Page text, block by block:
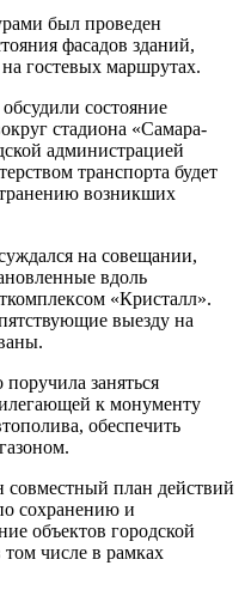
был проведен
фасадов зданий,
гостевых маршрутах.
состояние
стадиона «Самара-
администрацией
транспорта будет
возникших
на совещании,
вдоль
«Кристалл».
выезду на
заняться
к монументу
обеспечить
совместный план действий
сохранению и
объектов городской
числе в рамках